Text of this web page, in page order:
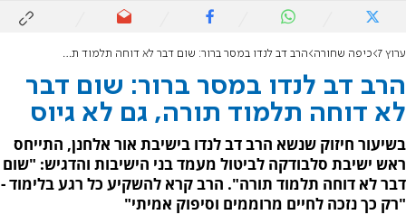
ערוץ 7 כיפה שחורה הרב דב לנדו במסר ברור: שום דבר לא דוחה תלמוד תורה, גם לא גיוס
הרב דב לנדו במסר ברור: שום דבר
לא דוחה תלמוד תורה, גם לא גיוס
בשיעור חיזוק שנשא הרב דב לנדו בישיבת אור אלחנן, התייחס
ראש ישיבת סלבודקה לביטול מעמד בני הישיבות והדגיש: "שום
דבר לא דוחה תלמוד תורה". הרב קרא להשקיע כל רגע בלימוד -
"רק כך נזכה לחיים מרוממים וסיפוק אמיתי"